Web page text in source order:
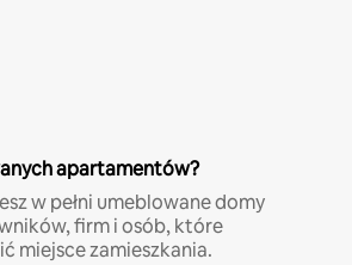
apartamentów?
w pełni umeblowane domy
firm i osób, które
miejsce zamieszkania.